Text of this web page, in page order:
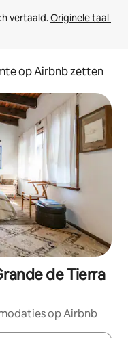
vertaald. Originele taal
op Airbnb zetten
de Tierra
op Airbnb